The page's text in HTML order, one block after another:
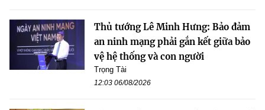
Thủ tướng Lê Minh Hưng: Bảo đảm
an ninh mạng phải gắn kết giữa bảo
vệ hệ thống và con người
Trọng Tài
12:03 06/08/2026